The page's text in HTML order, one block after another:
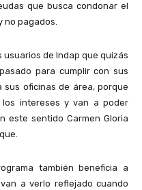
que busca condonar el
no pagados.
usuarios de Indap que quizás
para cumplir con sus
sus oficinas de área, porque
intereses y van a poder
este sentido Carmen Gloria
también beneficia a
a verlo reflejado cuando